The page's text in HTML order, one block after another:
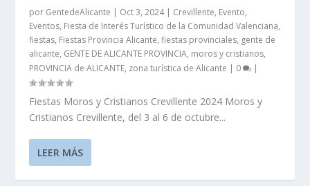
por GentedeAlicante | Oct 3, 2024| Crevillente, Evento,
Eventos, Fiesta de Interés Turístico de la Comunidad Valenciana,
fiestas, Fiestas Provincia Alicante,fiestas provinciales, gente de
alicante, GENTE DE ALICANTE PROVINCIA, moros y cristianos,
PROVINCIA de ALICANTE, zona turística de Alicante | 0 |
Fiestas Moros y Cristianos Crevillente 2024 Moros y
Cristianos Crevillente, del 3 al 6 de octubre...
LEER MÁS